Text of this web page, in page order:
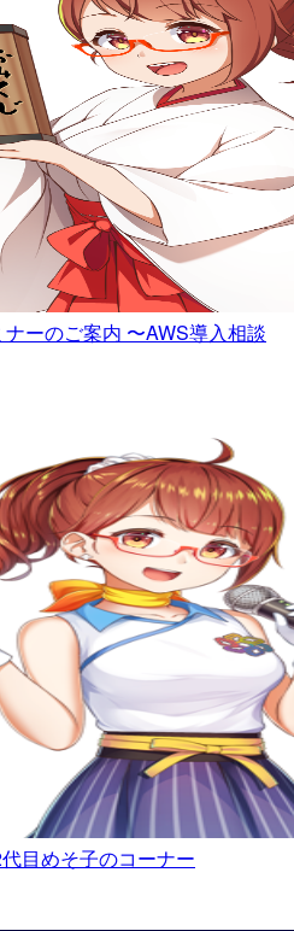
ナーのご案内 〜AWS導入相談
目めそ子のコーナー